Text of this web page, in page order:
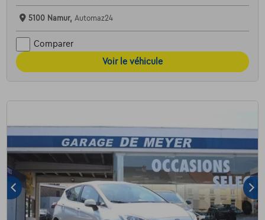
5100 Namur, Automaz24
Comparer
Voir le véhicule